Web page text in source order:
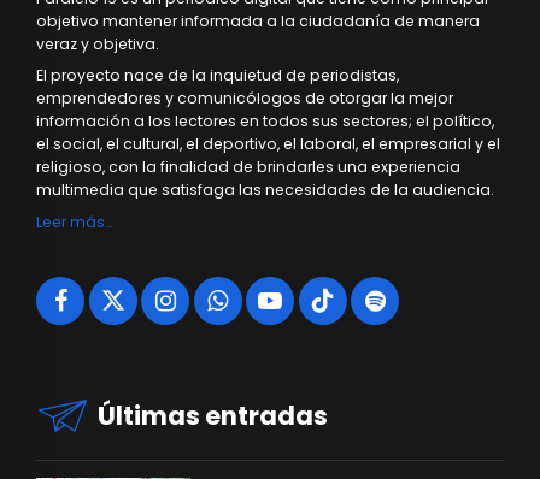
objetivo mantener informada a la ciudadanía de manera
veraz y objetiva.
El proyecto nace de la inquietud de periodistas,
emprendedores y comunicólogos de otorgar la mejor
información a los lectores en todos sus sectores; el político,
el social, el cultural, el deportivo, el laboral, el empresarial y el
religioso, con la finalidad de brindarles una experiencia
multimedia que satisfaga las necesidades de la audiencia.
Leer más…
Últimas entradas